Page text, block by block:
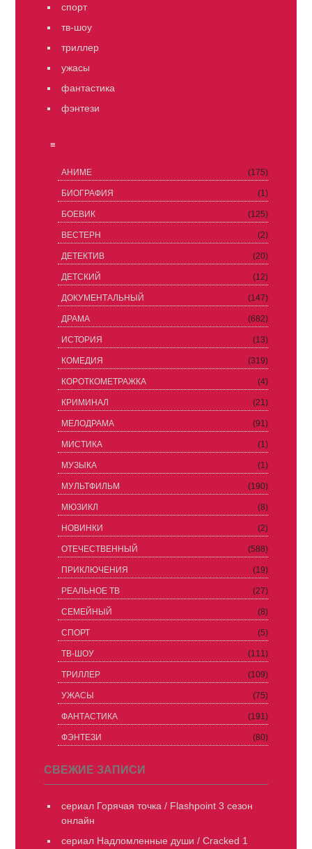
спорт
тв-шоу
триллер
ужасы
фантастика
фэнтези
≡
АНИМЕ (175)
БИОГРАФИЯ (1)
БОЕВИК (125)
ВЕСТЕРН (2)
ДЕТЕКТИВ (20)
ДЕТСКИЙ (12)
ДОКУМЕНТАЛЬНЫЙ (147)
ДРАМА (682)
ИСТОРИЯ (13)
КОМЕДИЯ (319)
КОРОТКОМЕТРАЖКА (4)
КРИМИНАЛ (21)
МЕЛОДРАМА (91)
МИСТИКА (1)
МУЗЫКА (1)
МУЛЬТФИЛЬМ (190)
МЮЗИКЛ (8)
НОВИНКИ (2)
ОТЕЧЕСТВЕННЫЙ (588)
ПРИКЛЮЧЕНИЯ (19)
РЕАЛЬНОЕ ТВ (27)
СЕМЕЙНЫЙ (8)
СПОРТ (5)
ТВ-ШОУ (111)
ТРИЛЛЕР (109)
УЖАСЫ (75)
ФАНТАСТИКА (191)
ФЭНТЕЗИ (80)
СВЕЖИЕ ЗАПИСИ
сериал Горячая точка / Flashpoint 3 сезон
онлайн
сериал Надломленные души / Cracked 1